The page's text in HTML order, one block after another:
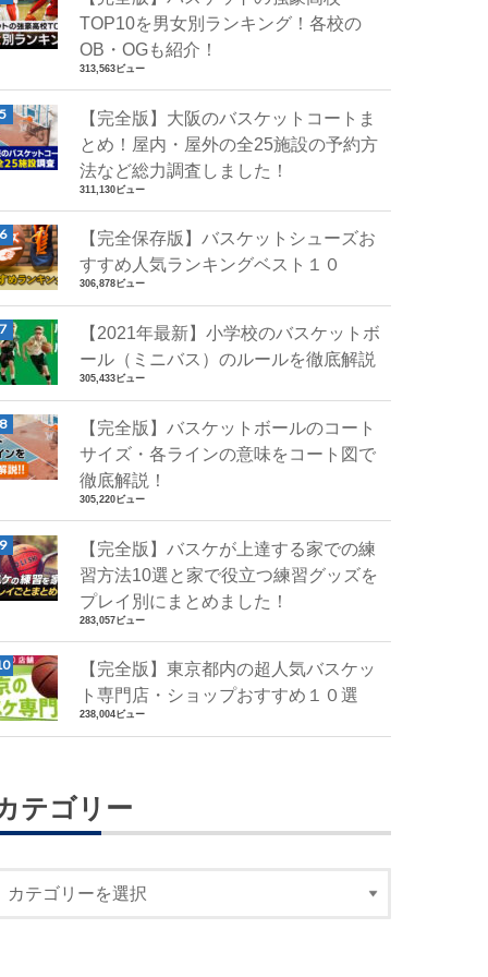
TOP10を男女別ランキング！各校の
OB・OGも紹介！
313,563ビュー
【完全版】大阪のバスケットコートま
とめ！屋内・屋外の全25施設の予約方
法など総力調査しました！
311,130ビュー
【完全保存版】バスケットシューズお
すすめ人気ランキングベスト１０
306,878ビュー
【2021年最新】小学校のバスケットボ
ール（ミニバス）のルールを徹底解説
305,433ビュー
【完全版】バスケットボールのコート
サイズ・各ラインの意味をコート図で
徹底解説！
305,220ビュー
【完全版】バスケが上達する家での練
習方法10選と家で役立つ練習グッズを
プレイ別にまとめました！
283,057ビュー
【完全版】東京都内の超人気バスケッ
ト専門店・ショップおすすめ１０選
238,004ビュー
テゴリー